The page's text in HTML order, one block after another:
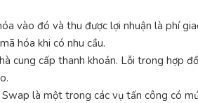
vào đó và thu được lợi nhuận là phí
hóa khi có nhu cầu.
cung cấp thanh khoản. Lỗi trong hợp
là một trong các vụ tấn công có